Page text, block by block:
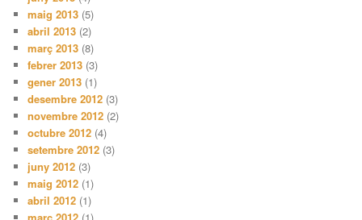
maig 2013 (5)
abril 2013 (2)
març 2013 (8)
febrer 2013 (3)
gener 2013 (1)
desembre 2012 (3)
novembre 2012 (2)
octubre 2012 (4)
setembre 2012 (3)
juny 2012 (3)
maig 2012 (1)
abril 2012 (1)